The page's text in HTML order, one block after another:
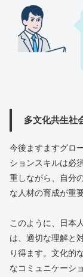
多文化共生社
今後ますますグロ
ションスキルは必
重しながら、自分
な人材の育成が重
このように、日本
は、適切な理解と
り得ます。文化的
なコミュニケーシ